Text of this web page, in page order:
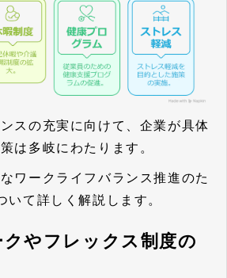
スの充実に向けて、企業が具体
は多岐にわたります。
ワークライフバランス推進のた
いて詳しく解説します。
クやフレックス制度の